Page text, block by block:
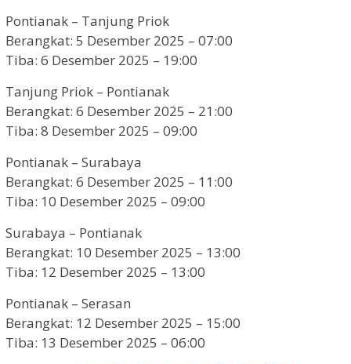
Pontianak – Tanjung Priok
Berangkat: 5 Desember 2025 – 07:00
Tiba: 6 Desember 2025 – 19:00
Tanjung Priok – Pontianak
Berangkat: 6 Desember 2025 – 21:00
Tiba: 8 Desember 2025 – 09:00
Pontianak – Surabaya
Berangkat: 6 Desember 2025 – 11:00
Tiba: 10 Desember 2025 – 09:00
Surabaya – Pontianak
Berangkat: 10 Desember 2025 – 13:00
Tiba: 12 Desember 2025 – 13:00
Pontianak – Serasan
Berangkat: 12 Desember 2025 – 15:00
Tiba: 13 Desember 2025 – 06:00